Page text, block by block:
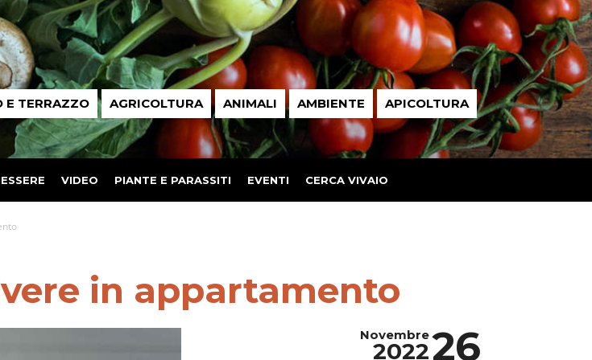
E TERRAZZO AGRICOLTURA ANIMALI AMBIENTE APICOLTURA
VIDEO PIANTE E PARASSITI EVENTI CERCA VIVAIO
in appartamento
26
Novembre
2022